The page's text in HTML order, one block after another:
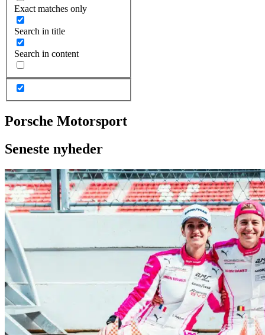
Exact matches only
Search in title
Search in content
Porsche Motorsport
Seneste nyheder